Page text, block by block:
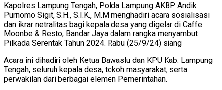
Kapolres Lampung Tengah, Polda Lampung AKBP Andik
Purnomo Sigit, S.H., S.I.K., M.M menghadiri acara sosialisasi
dan ikrar netralitas bagi kepala desa yang digelar di Caffe
Moonbe & Resto, Bandar Jaya dalam rangka menyambut
Pilkada Serentak Tahun 2024. Rabu (25/9/24) siang
Acara ini dihadiri oleh Ketua Bawaslu dan KPU Kab. Lampung
Tengah, seluruh kepala desa, tokoh masyarakat, serta
perwakilan dari berbagai elemen Pemerintahan.